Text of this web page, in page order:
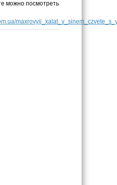
можно посмотреть